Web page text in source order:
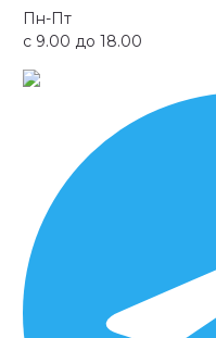
Пн-Пт
с 9.00 до 18.00